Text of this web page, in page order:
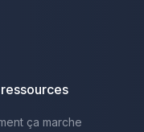
ça marche